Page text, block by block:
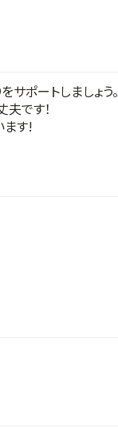
ポートしましょう。
です！
ます!